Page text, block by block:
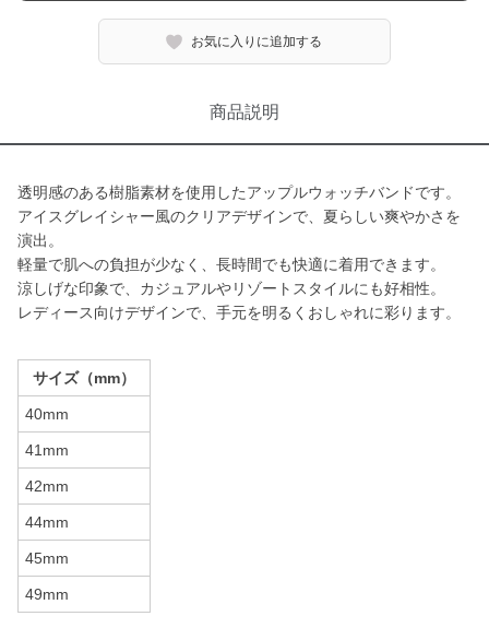
お気に入りに追加する
商品説明
透明感のある樹脂素材を使用したアップルウォッチバンドです。
アイスグレイシャー風のクリアデザインで、夏らしい爽やかさを
演出。
軽量で肌への負担が少なく、長時間でも快適に着用できます。
涼しげな印象で、カジュアルやリゾートスタイルにも好相性。
レディース向けデザインで、手元を明るくおしゃれに彩ります。
サイズ（mm）
40mm
41mm
42mm
44mm
45mm
49mm